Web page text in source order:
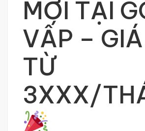
MỚI TẠI
VẤP –
TỪ
3XXX/